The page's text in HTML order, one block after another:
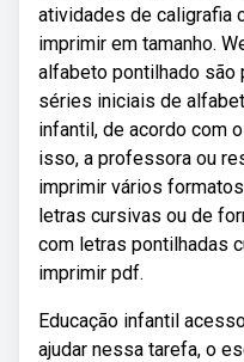
atividades de caligrafia
imprimir em tamanho.
alfabeto pontilhado são
séries iniciais de
infantil, de acordo com
isso, a professora ou
imprimir vários
letras cursivas ou de
com letras pontilhadas
imprimir pdf.
Educação infantil
ajudar nessa tarefa, o